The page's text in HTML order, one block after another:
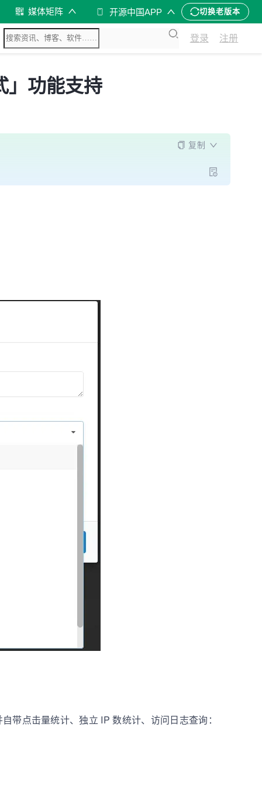
媒体矩阵 开源中国APP 切换老版本
登录 注册
」功能支持
复制
带点击量统计、独立 IP 数统计、访问日志查询：